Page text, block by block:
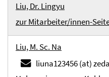
Liu, Dr. Lingyu
zur Mitarbeiter/innen-
Liu, M. Sc. Na
liuna123456 (at)